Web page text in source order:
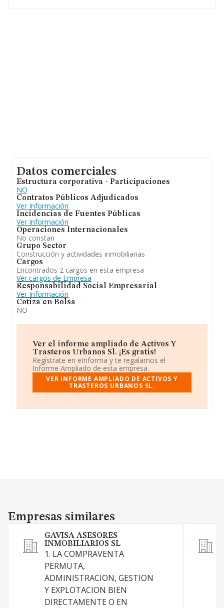
Datos comerciales
Estructura corporativa - Participaciones
NO
Contratos Públicos Adjudicados
Ver Información
Incidencias de Fuentes Públicas
Ver Información
Operaciones Internacionales
No constan
Grupo Sector
Construcción y actividades inmobiliarias
Cargos
Encontrados 2 cargos en esta empresa
Ver cargos de Empresa
Responsabilidad Social Empresarial
Ver Información
Cotiza en Bolsa
NO
Ver el informe ampliado de Activos Y
Trasteros Urbanos Sl. ¡Es gratis!
Regístrate en eInforma y te regalamos el
Informe Ampliado de esta empresa.
VER INFORME AMPLIADO DE ACTIVOS Y
TRASTEROS URBANOS SL.
Empresas similares
Empresas similares
GAVISA ASESORES
INMOBILIARIOS SL
1. LA COMPRAVENTA
PERMUTA,
ADMINISTRACION, GESTION
Y EXPLOTACION BIEN
DIRECTAMENTE O EN